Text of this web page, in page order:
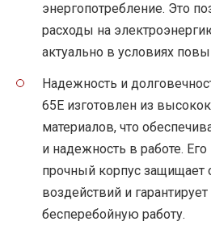
энергопотребление. Это
расходы на
актуально в условиях
Надежность и
65E изготовлен из
материалов, что
и надежность в работе.
прочный корпус защищает
воздействий и
бесперебойную работу.